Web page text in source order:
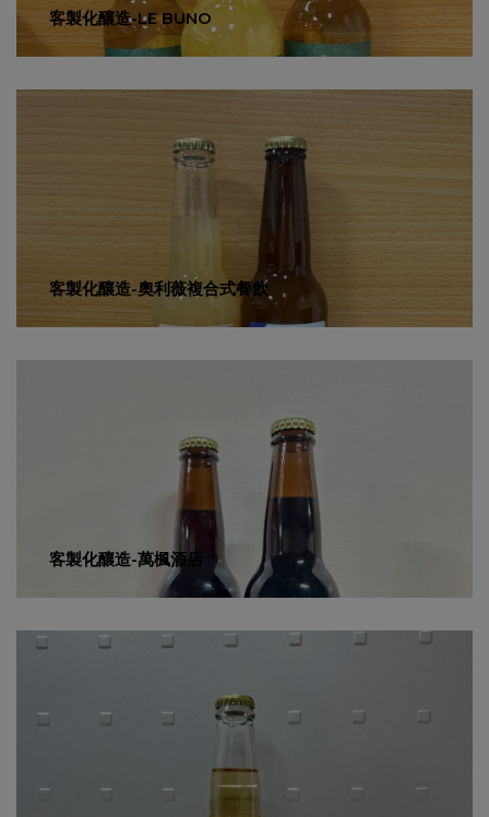
客製化釀造-LE BUNO
客製化釀造-奧利薇複合式餐飲
客製化釀造-萬楓酒店